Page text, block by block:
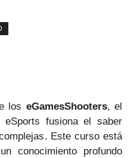
los eGamesShooters, el
eSports fusiona el saber
Este curso está
conocimiento profundo